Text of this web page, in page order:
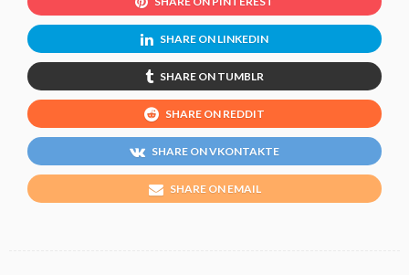
SHARE ON LINKEDIN
SHARE ON TUMBLR
SHARE ON REDDIT
SHARE ON VKONTAKTE
SHARE ON EMAIL